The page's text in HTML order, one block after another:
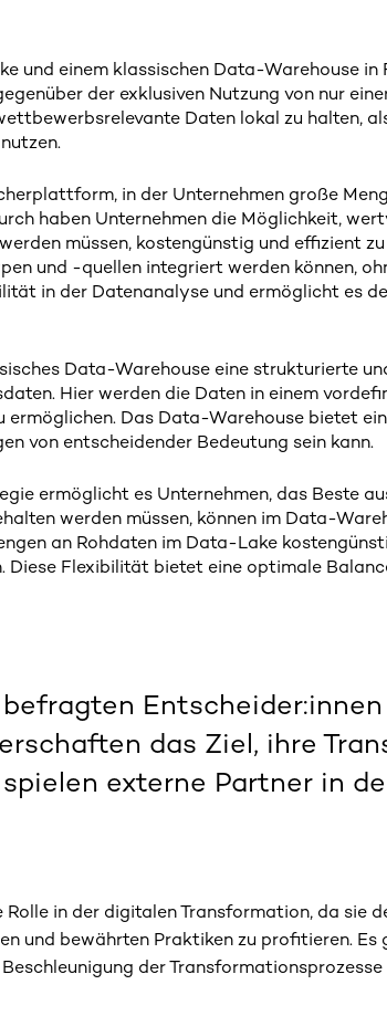
und einem klassischen Data-Warehouse
der exklusiven Nutzung von nur
Daten lokal zu halten,
in der Unternehmen große
haben Unternehmen die Möglichkeit,
müssen, kostengünstig und effizient
und -quellen integriert werden können,
in der Datenanalyse und ermöglicht es
Data-Warehouse eine strukturierte
Hier werden die Daten in einem
ermöglichen. Das Data-Warehouse bietet
von entscheidender Bedeutung sein kann.
ermöglicht es Unternehmen, das Beste
werden müssen, können im Data-
an Rohdaten im Data-Lake
Diese Flexibilität bietet eine optimale
das Ziel, ihre
externe Partner in
in der digitalen Transformation, da sie
und bewährten Praktiken zu profitieren.
der Transformationsprozesse